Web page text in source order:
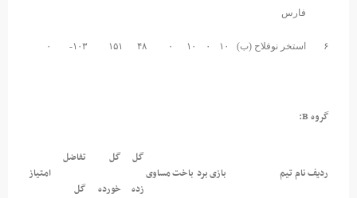
فارس
۶ استخر نوفلاح (ب) ۱۰ ۱۰ ۴۸ ۱۵۱ ۱۰۳-
گروه B:
ردیفنام تیم بازیبرد باختمساوی
گل
زده
گل
خورده
تفاضل
گل
امتیاز